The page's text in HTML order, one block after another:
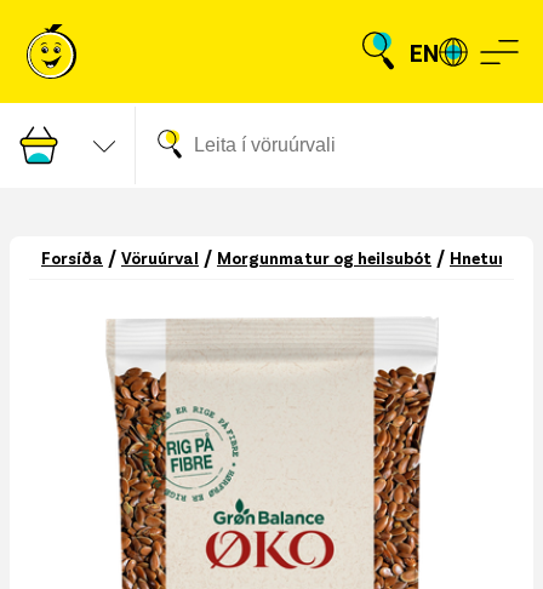
EN
Forsíða / Vöruúrval / Morgunmatur og heilsubót / Hnetur og